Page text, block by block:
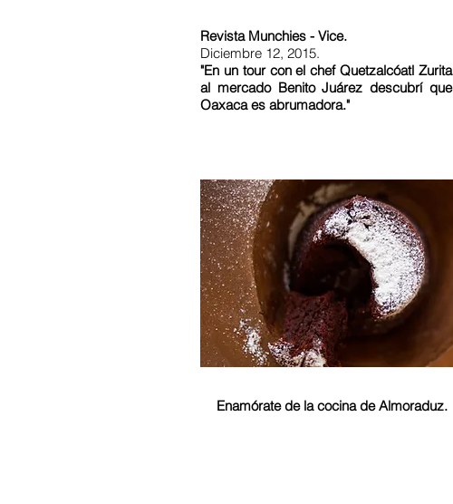
Revista Munchies - Vice.
Diciembre 12, 2015.
"En un tour con el chef Quetzalcóatl Zurita
al mercado Benito Juárez descubrí que
Oaxaca es abrumadora."
Enamórate de la cocina de Almoraduz.